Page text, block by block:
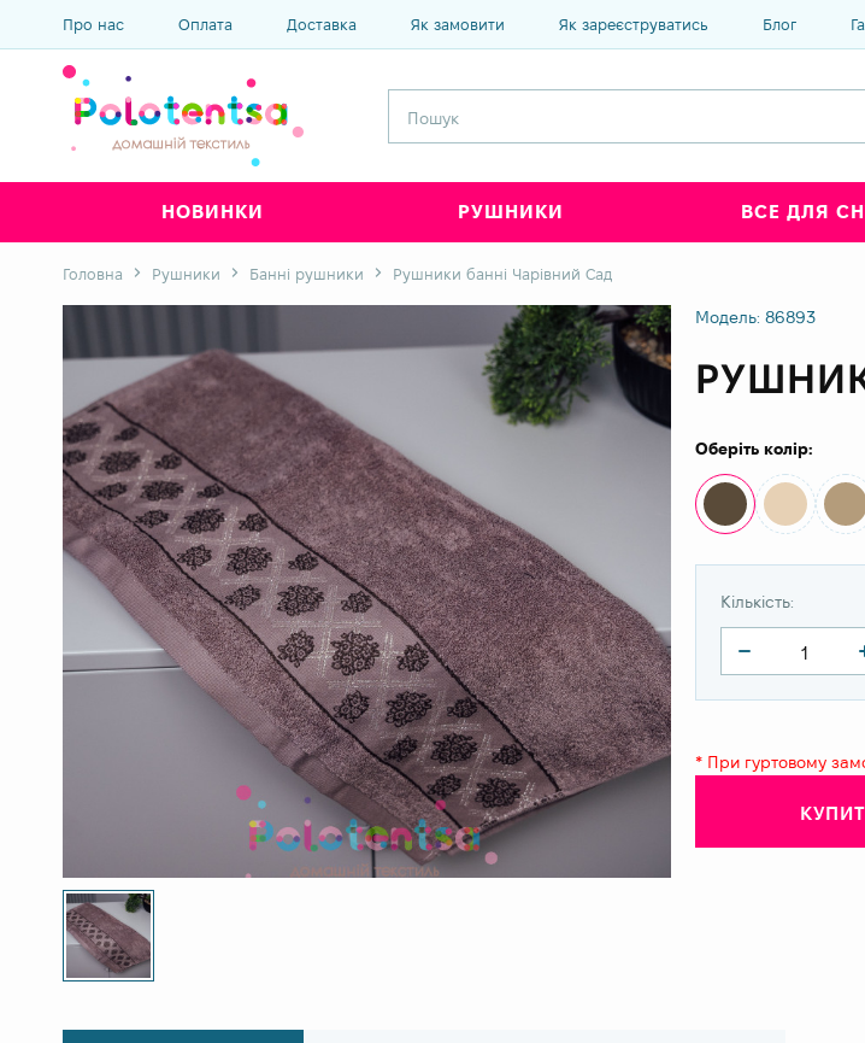
Про нас Оплата Доставка Як замовити Як зареєструватись Блог
НОВИНКИ РУШНИКИ ВСЕ ДЛЯ
Головна Рушники Банні рушники Рушники банні Чарівний Сад
Модель: 86893
Оберіть колір:
Кількість:
* При гуртовому